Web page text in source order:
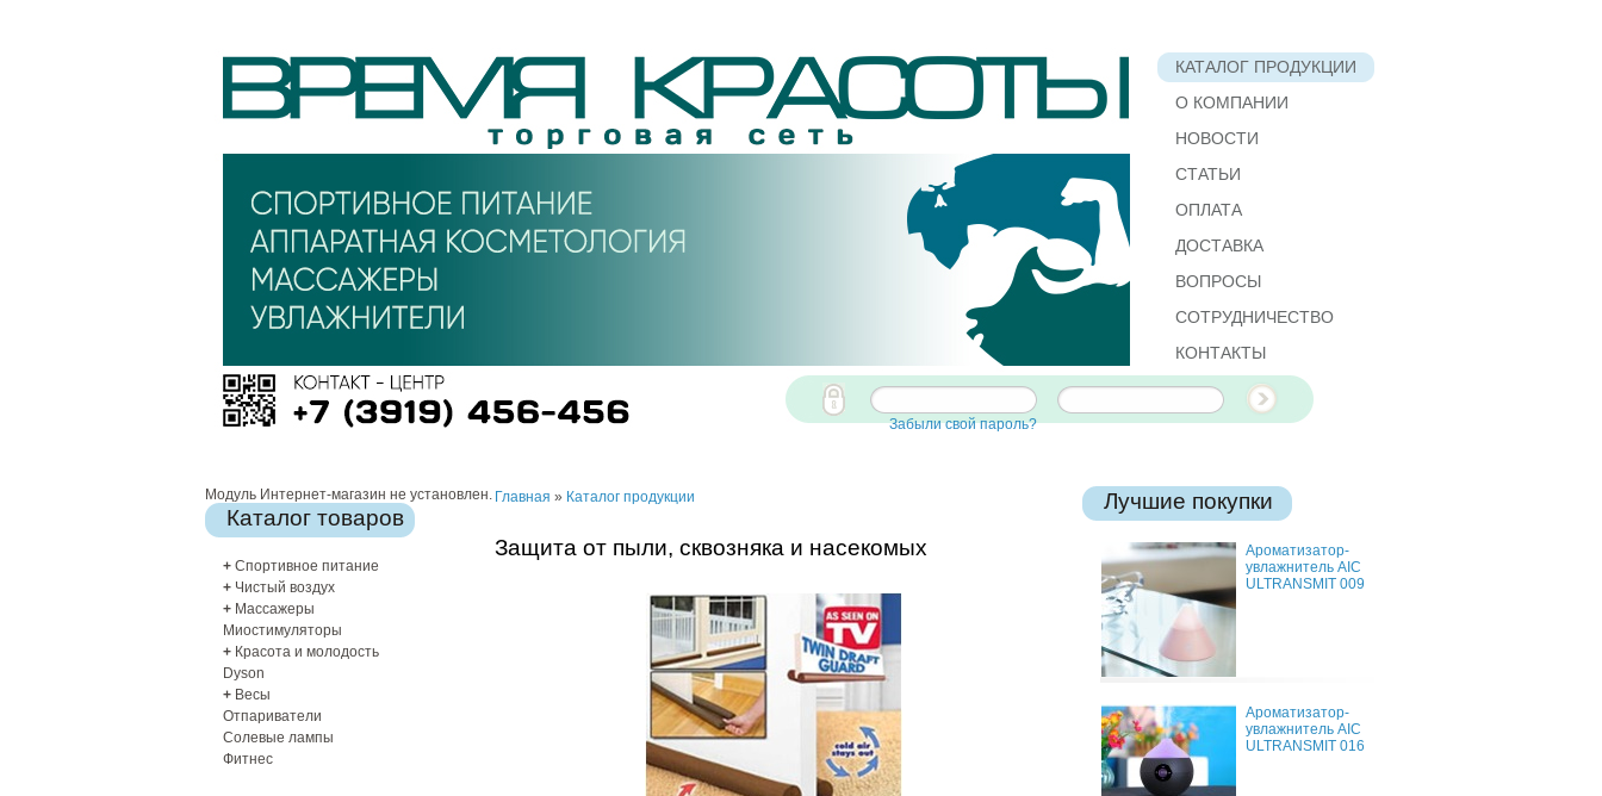
КАТАЛОГ ПРОДУКЦИИ
О КОМПАНИИ
НОВОСТИ
СТАТЬИ
ОПЛАТА
ДОСТАВКА
ВОПРОСЫ
СОТРУДНИЧЕСТВО
КОНТАКТЫ
Забыли свой пароль?
Главная » Каталог продукции
Защита от пыли, сквозняка и насекомых
Модуль Интернет-магазин не установлен.
Каталог товаров
+ Спортивное питание
+ Чистый воздух
+ Массажеры
Миостимуляторы
+ Красота и молодость
Dyson
+ Весы
Отпариватели
Солевые лампы
Фитнес
Лучшие покупки
Ароматизатор-
увлажнитель AIC
ULTRANSMIT 009
Ароматизатор-
увлажнитель AIC
ULTRANSMIT 016